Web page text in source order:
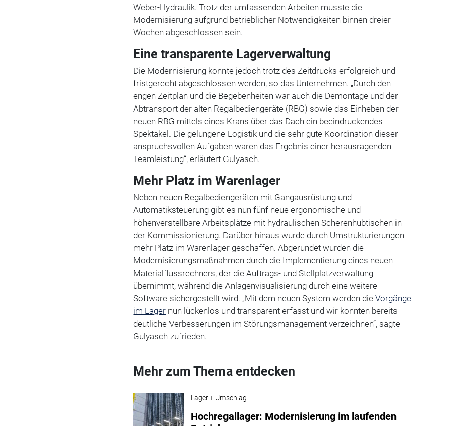
Weber-Hydraulik. Trotz der umfassenden Arbeiten musste die
Modernisierung aufgrund betrieblicher Notwendigkeiten binnen dreier
Wochen abgeschlossen sein.
Eine transparente Lagerverwaltung
Die Modernisierung konnte jedoch trotz des Zeitdrucks erfolgreich und
fristgerecht abgeschlossen werden, so das Unternehmen. „Durch den
engen Zeitplan und die Begebenheiten war auch die Demontage und der
Abtransport der alten Regalbediengeräte (RBG) sowie das Einheben der
neuen RBG mittels eines Krans über das Dach ein beeindruckendes
Spektakel. Die gelungene Logistik und die sehr gute Koordination dieser
anspruchsvollen Aufgaben waren das Ergebnis einer herausragenden
Teamleistung“, erläutert Gulyasch.
Mehr Platz im Warenlager
Neben neuen Regalbediengeräten mit Gangausrüstung und
Automatiksteuerung gibt es nun fünf neue ergonomische und
höhenverstellbare Arbeitsplätze mit hydraulischen Scherenhubtischen in
der Kommissionierung. Darüber hinaus wurde durch Umstrukturierungen
mehr Platz im Warenlager geschaffen. Abgerundet wurden die
Modernisierungsmaßnahmen durch die Implementierung eines neuen
Materialflussrechners, der die Auftrags- und Stellplatzverwaltung
übernimmt, während die Anlagenvisualisierung durch eine weitere
Software sichergestellt wird. „Mit dem neuen System werden dieVorgänge
im Lager nun lückenlos und transparent erfasst und wir konnten bereits
deutliche Verbesserungen im Störungsmanagement verzeichnen“, sagte
Gulyasch zufrieden.
Mehr zum Thema entdecken
Lager + Umschlag
Hochregallager: Modernisierung im laufenden